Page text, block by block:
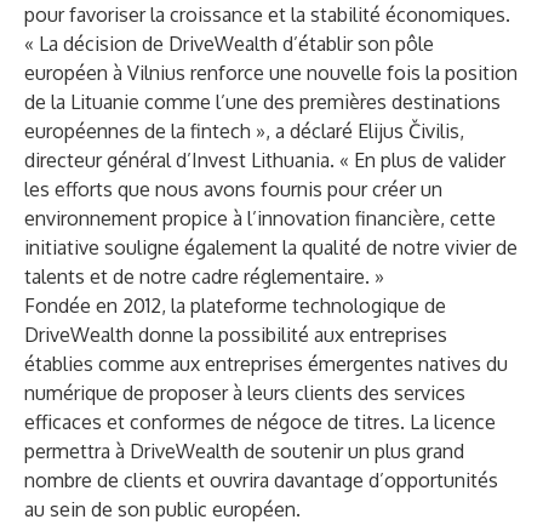
pour favoriser la croissance et la stabilité économiques.
« La décision de DriveWealth d’établir son pôle
européen à Vilnius renforce une nouvelle fois la position
de la Lituanie comme l’une des premières destinations
européennes de la fintech », a déclaré Elijus Čivilis,
directeur général d’Invest Lithuania. « En plus de valider
les efforts que nous avons fournis pour créer un
environnement propice à l’innovation financière, cette
initiative souligne également la qualité de notre vivier de
talents et de notre cadre réglementaire. »
Fondée en 2012, la plateforme technologique de
DriveWealth donne la possibilité aux entreprises
établies comme aux entreprises émergentes natives du
numérique de proposer à leurs clients des services
efficaces et conformes de négoce de titres. La licence
permettra à DriveWealth de soutenir un plus grand
nombre de clients et ouvrira davantage d’opportunités
au sein de son public européen.